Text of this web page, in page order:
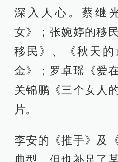
深入人心。蔡继
女》；张婉婷的移
移民》、《秋天
金》；罗卓瑶《爱
关锦鹏《三个女人
片。
李安的《推手》及
典型，但也补足了